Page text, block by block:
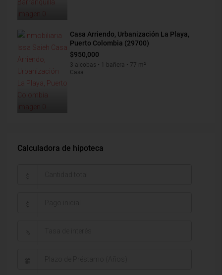
Casa Arriendo, Urbanización La Playa,
Puerto Colombia (29700)
$950,000
3 alcobas • 1 bañera • 77 m²
Casa
Calculadora de hipoteca